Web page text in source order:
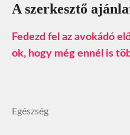
A szerkesztő
Fedezd fel az avokádó
ok, hogy még ennél is
Egészség